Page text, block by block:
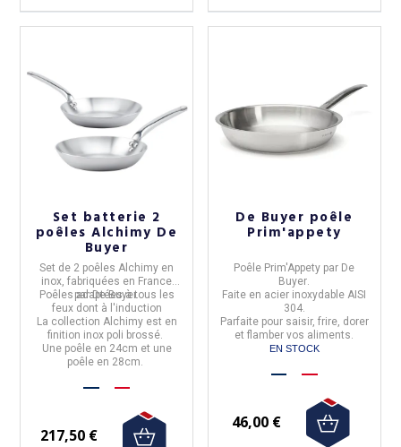
Set batterie 2
poêles Alchimy De
Buyer
Set de 2 poêles Alchimy en
inox, fabriquées en France
parDe Buyer.
Poêles adaptées à tous les
feux dont à l'induction
La collection Alchimyest en
finition inox poli brossé.
Une poêle en 24cm et une
poêle en 28cm.
217,50 €
De Buyer poêle
Prim'appety
Poêle Prim'Appety par De
Buyer.
Faite en acier inoxydable AISI
304.
Parfaite pour saisir, frire, dorer
et flamber vos aliments.
EN STOCK
46,00 €